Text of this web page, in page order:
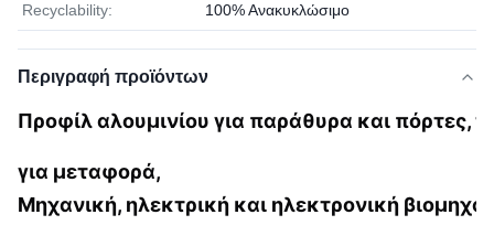
Recyclability: 100% Ανακυκλώσιμο
Περιγραφή προϊόντων
Προφίλ αλουμινίου για παράθυρα και πόρτες,
για μεταφορά,
Μηχανική, ηλεκτρική και ηλεκτρονική